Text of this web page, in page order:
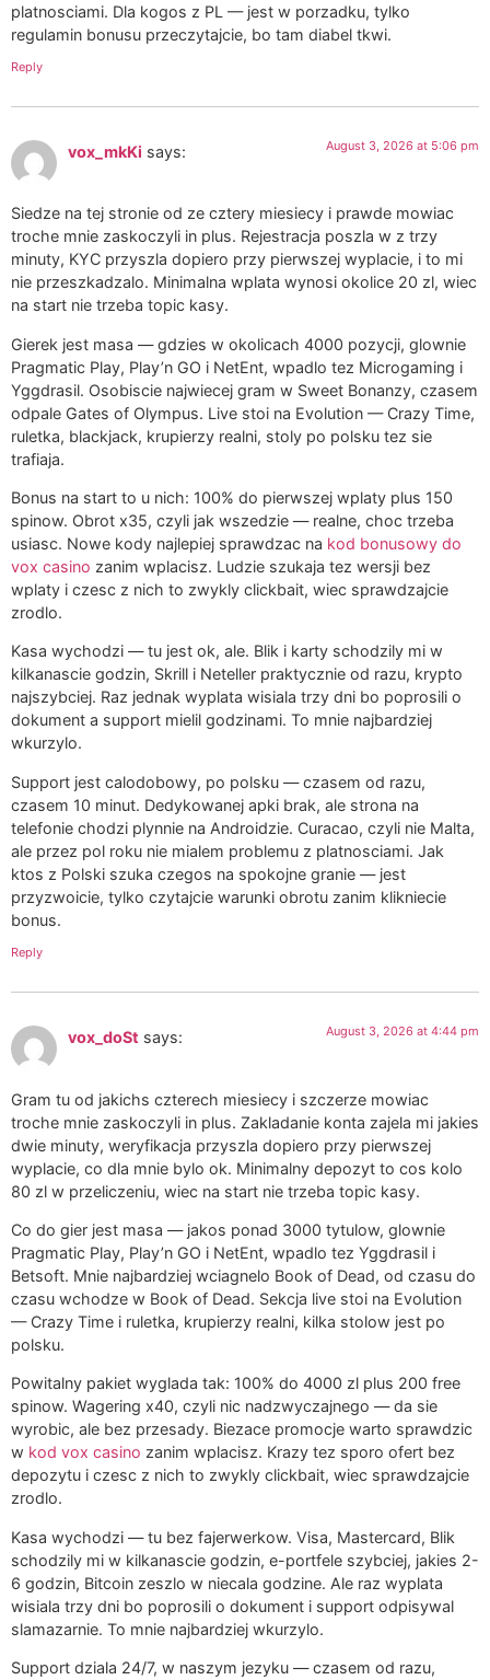
platnosciami. Dla kogos z PL — jest w porzadku, tylko
regulamin bonusu przeczytajcie, bo tam diabel tkwi.
Reply
vox_mkKi says: August 3, 2026 at 5:06 pm
Siedze na tej stronie od ze cztery miesiecy i prawde mowiac
troche mnie zaskoczyli in plus. Rejestracja poszla w z trzy
minuty, KYC przyszla dopiero przy pierwszej wyplacie, i to mi
nie przeszkadzalo. Minimalna wplata wynosi okolice 20 zl, wiec
na start nie trzeba topic kasy.
Gierek jest masa — gdzies w okolicach 4000 pozycji, glownie
Pragmatic Play, Play’n GO i NetEnt, wpadlo tez Microgaming i
Yggdrasil. Osobiscie najwiecej gram w Sweet Bonanzy, czasem
odpale Gates of Olympus. Live stoi na Evolution — Crazy Time,
ruletka, blackjack, krupierzy realni, stoly po polsku tez sie
trafiaja.
Bonus na start to u nich: 100% do pierwszej wplaty plus 150
spinow. Obrot x35, czyli jak wszedzie — realne, choc trzeba
usiasc. Nowe kody najlepiej sprawdzac na kod bonusowy do
vox casino zanim wplacisz. Ludzie szukaja tez wersji bez
wplaty i czesc z nich to zwykly clickbait, wiec sprawdzajcie
zrodlo.
Kasa wychodzi — tu jest ok, ale. Blik i karty schodzily mi w
kilkanascie godzin, Skrill i Neteller praktycznie od razu, krypto
najszybciej. Raz jednak wyplata wisiala trzy dni bo poprosili o
dokument a support mielil godzinami. To mnie najbardziej
wkurzylo.
Support jest calodobowy, po polsku — czasem od razu,
czasem 10 minut. Dedykowanej apki brak, ale strona na
telefonie chodzi plynnie na Androidzie. Curacao, czyli nie Malta,
ale przez pol roku nie mialem problemu z platnosciami. Jak
ktos z Polski szuka czegos na spokojne granie — jest
przyzwoicie, tylko czytajcie warunki obrotu zanim klikniecie
bonus.
Reply
vox_doSt says: August 3, 2026 at 4:44 pm
Gram tu od jakichs czterech miesiecy i szczerze mowiac
troche mnie zaskoczyli in plus. Zakladanie konta zajela mi jakies
dwie minuty, weryfikacja przyszla dopiero przy pierwszej
wyplacie, co dla mnie bylo ok. Minimalny depozyt to cos kolo
80 zl w przeliczeniu, wiec na start nie trzeba topic kasy.
Co do gier jest masa — jakos ponad 3000 tytulow, glownie
Pragmatic Play, Play’n GO i NetEnt, wpadlo tez Yggdrasil i
Betsoft. Mnie najbardziej wciagnelo Book of Dead, od czasu do
czasu wchodze w Book of Dead. Sekcja live stoi na Evolution
— Crazy Time i ruletka, krupierzy realni, kilka stolow jest po
polsku.
Powitalny pakiet wyglada tak: 100% do 4000 zl plus 200 free
spinow. Wagering x40, czyli nic nadzwyczajnego — da sie
wyrobic, ale bez przesady. Biezace promocje warto sprawdzic
w kod vox casino zanim wplacisz. Krazy tez sporo ofert bez
depozytu i czesc z nich to zwykly clickbait, wiec sprawdzajcie
zrodlo.
Kasa wychodzi — tu bez fajerwerkow. Visa, Mastercard, Blik
schodzily mi w kilkanascie godzin, e-portfele szybciej, jakies 2-
6 godzin, Bitcoin zeszlo w niecala godzine. Ale raz wyplata
wisiala trzy dni bo poprosili o dokument i support odpisywal
slamazarnie. To mnie najbardziej wkurzylo.
Support dziala 24/7, w naszym jezyku — czasem od razu,